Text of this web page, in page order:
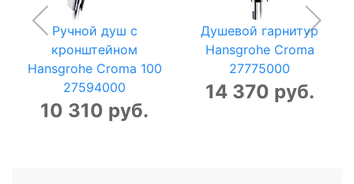
Ручной душ с
кронштейном
Hansgrohe Croma 100
27594000
10 310 руб.
Душевой гарнитур
Hansgrohe Croma
27775000
14 370 руб.